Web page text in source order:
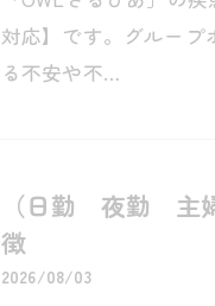
対応】です。グループ
る不安や不…
（日勤 夜勤 主
徴
2026/08/03